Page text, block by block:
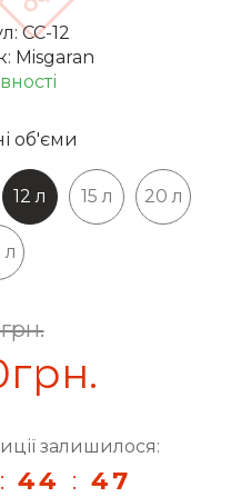
СС-12
Misgaran
об'єми
12 л 15 л 20 л
л
залишилося:
: 44 : 46